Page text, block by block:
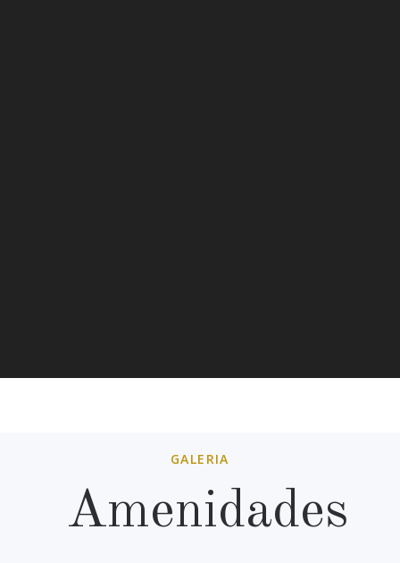
GALERIA
Amenidades